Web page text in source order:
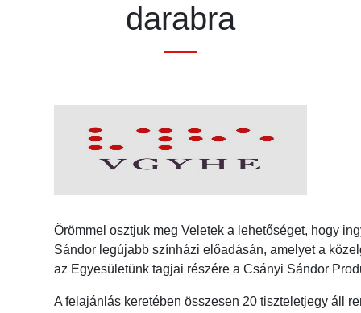
darabra
Örömmel osztjuk meg Veletek a lehetőséget, hogy
Sándor legújabb színházi előadásán, amelyet a
az Egyesületünk tagjai részére a Csányi Sándor
A felajánlás keretében összesen 20 tiszteletjegy áll